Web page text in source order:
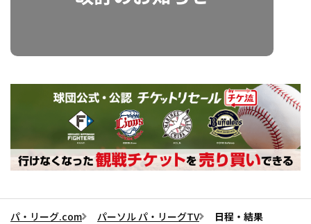
パ・リーグ.com パーソル パ・リーグTV 日程・結果